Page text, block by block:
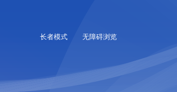
无障碍浏览
长者模式